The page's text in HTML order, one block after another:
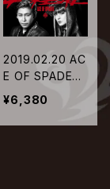
2019.02.20 AC
E OF SPADES
/ 4REAL【CD +
Blu-ray】
¥6,380